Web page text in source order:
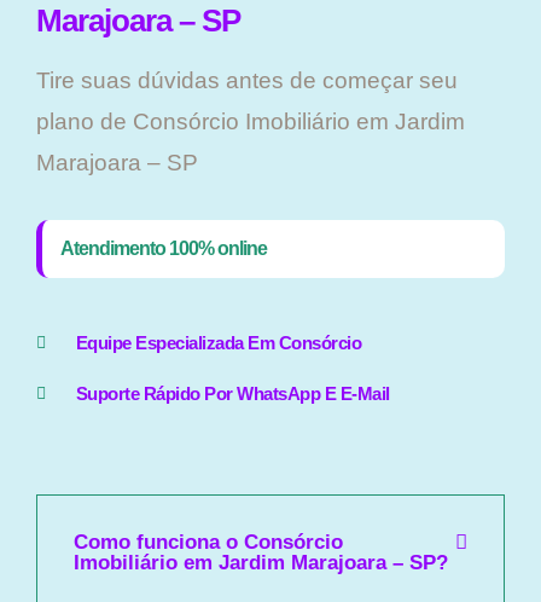
Marajoara – SP
Tire suas dúvidas antes de começar seu
plano ​de Consórcio Imobiliário em Jardim
Marajoara – SP
Atendimento 100% online
Equipe Especializada Em Consórcio
Suporte Rápido Por WhatsApp E E-Mail
Como funciona o Consórcio
Imobiliário em Jardim Marajoara – SP?